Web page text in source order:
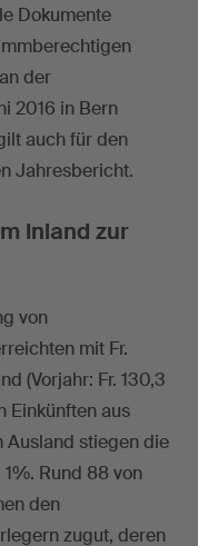
Dokumente
der
2016 in Bern
auch für den
Jahresbericht.
Inland zur
von
mit Fr.
(Vorjahr: Fr. 130,3
Einkünften aus
Ausland stiegen die
Rund 88 von
den
zugut, deren